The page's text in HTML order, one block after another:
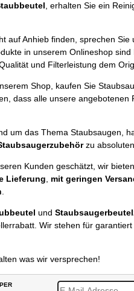
, erhalten Sie ein
auf Anhieb finden, sprechen
in unserem Onlineshop
und Filterleistung dem
Shop, kaufen Sie
dass alle unsere angebotenen
um das Thema Staubsaugen,
zu
Kunden geschätzt, wir
Lieferung, mit geringen
.
und
Wir stehen für
was wir versprechen!